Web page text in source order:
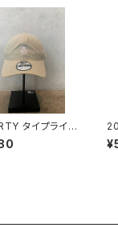
タイプライタ
ゼルス・ドジャ